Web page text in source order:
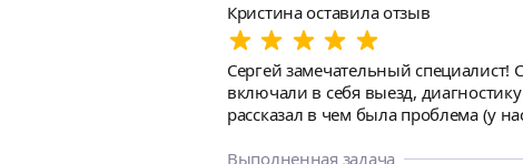
Кристина оставила отзыв
Сергей замечательный
включали в себя выезд,
рассказал в чем была проблема (у нас
на других сайтах, к которым я
Выполненная задача